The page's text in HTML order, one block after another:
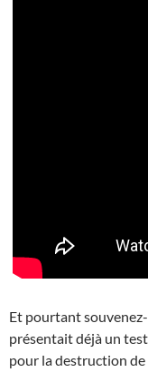
Et pourtant
présentait déjà un
pour la destruction de